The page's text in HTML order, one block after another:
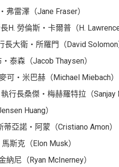
雷澤（Jane Fraser）
H. 勞倫斯・卡爾普（H. Lawrence
大衛・所羅門（David Solomon
泰森（Jacob Thaysen）
可・米巴赫（Michael Miebach）
行長桑傑・梅赫羅特拉（Sanjay
Huang）
亞諾・阿蒙（Cristiano Amon）
斯克（Elon Musk）
尼（Ryan McInerney）